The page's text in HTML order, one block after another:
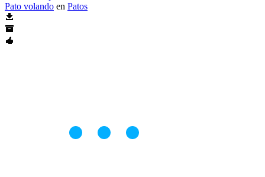
Pato volando en Patos